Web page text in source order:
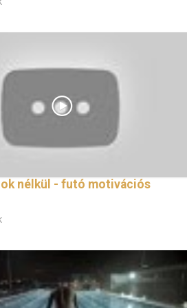
nélkül - futó motivációs